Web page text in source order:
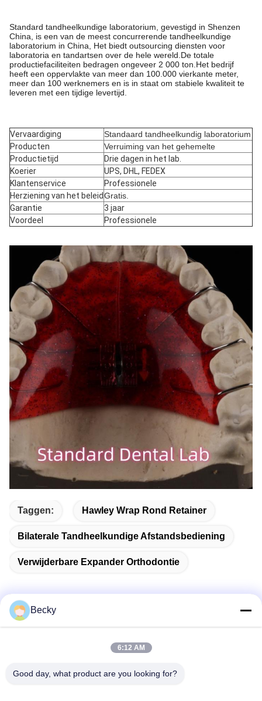
Standard tandheelkundige laboratorium, gevestigd in Shenzen
China, is een van de meest concurrerende tandheelkundige
laboratorium in China, Het biedt outsourcing diensten voor
laboratoria en tandartsen over de hele wereld.De totale
productiefaciliteiten bedragen ongeveer 2 000 ton.Het bedrijf
heeft een oppervlakte van meer dan 100.000 vierkante meter,
meer dan 100 werknemers en is in staat om stabiele kwaliteit te
leveren met een tijdige levertijd.
Vervaardiging
Standaard tandheelkundig laboratorium
Producten
Verruiming van het gehemelte
Productietijd
Drie dagen in het lab.
Koerier
UPS, DHL, FEDEX
Klantenservice
Professionele
Herziening van het beleidGratis.
Garantie
3 jaar
Voordeel
Professionele
Taggen: Hawley Wrap Rond Retainer
Bilaterale Tandheelkundige Afstandsbediening
Verwijderbare Expander Orthodontie
5/F, gebouw B, KeShangMei Science and Technology Park
Becky
6:12 AM
Good day, what product are you looking for?